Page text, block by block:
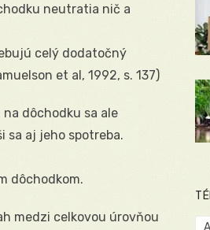
neutratia nič a
celý dodatočný
et al, 1992, s. 137)
dôchodku sa ale
sa aj jeho spotreba.
dôchodkom.
medzi celkovou úrovňou